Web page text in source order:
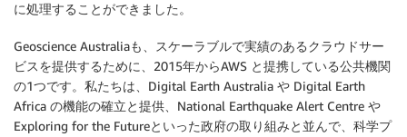
に処理することができました。
Geoscience Australiaも、スケーラブルで実績のあるクラウドサー
ビスを提供するために、2015年からAWS と提携している公共機関
の1つです。私たちは、Digital Earth Australia や Digital Earth
Africa の機能の確立と提供、National Earthquake Alert Centre や
Exploring for the Futureといった政府の取り組みと並んで、科学プ